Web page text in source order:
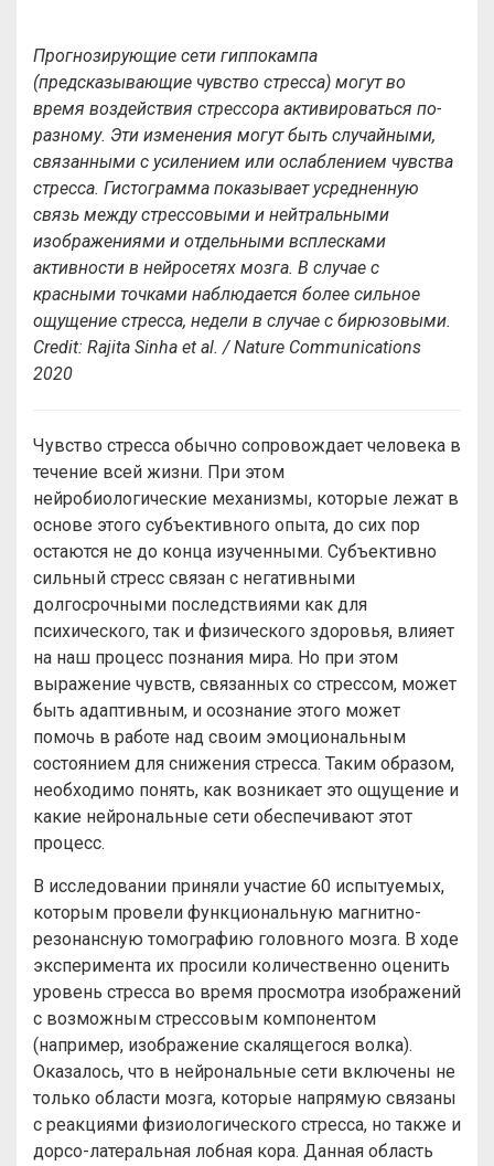
Прогнозирующие сети гиппокампа
(предсказывающие чувство стресса) могут во
время воздействия стрессора активироваться по-
разному. Эти изменения могут быть случайными,
связанными с усилением или ослаблением чувства
стресса. Гистограмма показывает усредненную
связь между стрессовыми и нейтральными
изображениями и отдельными всплесками
активности в нейросетях мозга. В случае с
красными точками наблюдается более сильное
ощущение стресса, недели в случае с бирюзовыми.
Credit: Rajita Sinha et al. /Nature Communications
2020
Чувство стресса обычно сопровождает человека в
течение всей жизни. При этом
нейробиологические механизмы, которые лежат в
основе этого субъективного опыта, до сих пор
остаются не до конца изученными. Субъективно
сильный стресс связан с негативными
долгосрочными последствиями как для
психического, так и физического здоровья, влияет
на наш процесс познания мира. Но при этом
выражение чувств, связанных со стрессом, может
быть адаптивным, и осознание этого может
помочь в работе над своим эмоциональным
состоянием для снижения стресса. Таким образом,
необходимо понять, как возникает это ощущение и
какие нейрональные сети обеспечивают этот
процесс.
В исследовании приняли участие 60 испытуемых,
которым провели функциональную магнитно-
резонансную томографию головного мозга. В ходе
эксперимента их просили количественно оценить
уровень стресса во время просмотра изображений
с возможным стрессовым компонентом
(например, изображение скалящегося волка).
Оказалось, что в нейрональные сети включены не
только области мозга, которые напрямую связаны
с реакциями физиологического стресса, но также и
дорсо-латеральная лобная кора. Данная область